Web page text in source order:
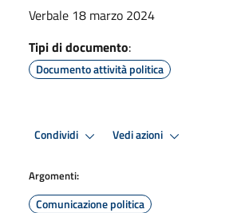
Verbale 18 marzo 2024
Tipi di documento:
Documento attività politica
Condividi Vedi azioni
Argomenti:
Comunicazione politica